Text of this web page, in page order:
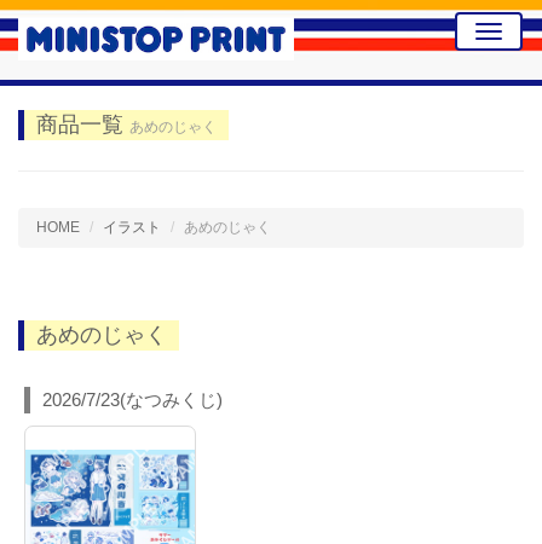
Toggle
商品一覧 あめのじゃく
HOME イラスト あめのじゃく
あめのじゃく
2026/7/23(なつみくじ)